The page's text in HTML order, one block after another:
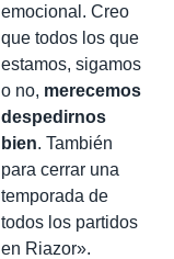
emocional. Creo
que todos los que
estamos, sigamos
o no, merecemos
despedirnos
bien. También
para cerrar una
temporada de
todos los partidos
en Riazor».